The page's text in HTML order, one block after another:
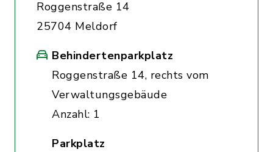
Roggenstraße 14
25704 Meldorf
Behindertenparkplatz
Roggenstraße 14, rechts vom
Verwaltungsgebäude
Anzahl: 1
Parkplatz